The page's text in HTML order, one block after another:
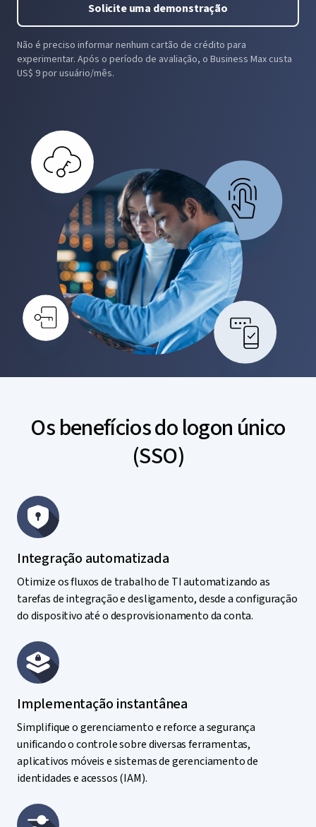
Solicite uma demonstração
Não é preciso informar nenhum cartão de crédito para
experimentar. Após o período de avaliação, o Business Max custa
US$ 9 por usuário/mês.
Os benefícios do logon único
(SSO)
Integração automatizada
Otimize os fluxos de trabalho de TI automatizando as
tarefas de integração e desligamento, desde a configuração
do dispositivo até o desprovisionamento da conta.
Implementação instantânea
Simplifique o gerenciamento e reforce a segurança
unificando o controle sobre diversas ferramentas,
aplicativos móveis e sistemas de gerenciamento de
identidades e acessos (IAM).